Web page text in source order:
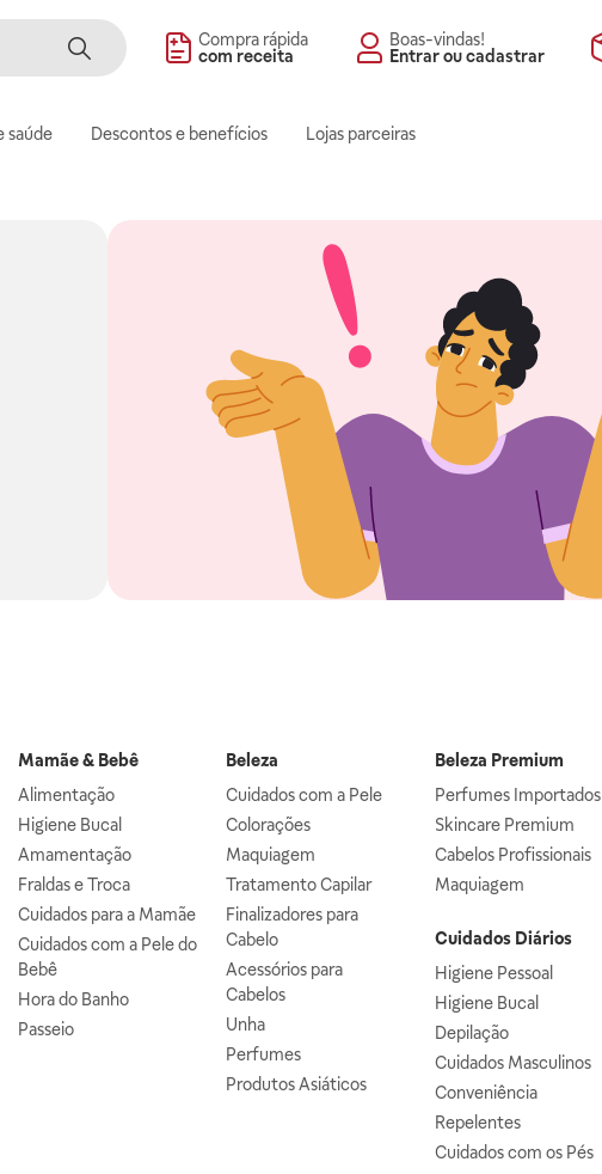
Compra rápida
com receita
Boas-vindas!
Entrar ou cadastrar
saúde Descontos e benefícios Lojas parceiras
Mamãe & Bebê
Alimentação
Higiene Bucal
Amamentação
Fraldas e Troca
Cuidados para a Mamãe
Cuidados com a Pele do
Bebê
Hora do Banho
Passeio
Beleza
Cuidados com a Pele
Colorações
Maquiagem
Tratamento Capilar
Finalizadores para
Cabelo
Acessórios para
Cabelos
Unha
Perfumes
Produtos Asiáticos
Beleza Premium
Perfumes Importados
Skincare Premium
Cabelos Profissionais
Maquiagem
Cuidados Diários
Higiene Pessoal
Higiene Bucal
Depilação
Cuidados Masculinos
Conveniência
Repelentes
Cuidados com os Pés